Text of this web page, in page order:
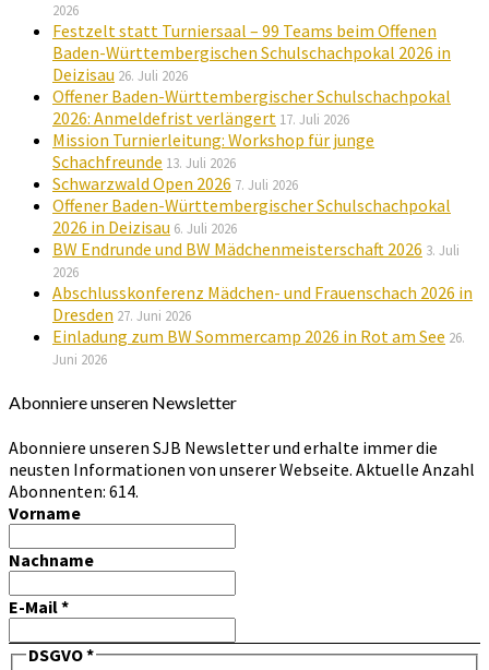
2026
Festzelt statt Turniersaal – 99 Teams beim Offenen
Baden-Württembergischen Schulschachpokal 2026 in
Deizisau 26. Juli 2026
Offener Baden-Württembergischer Schulschachpokal
2026: Anmeldefrist verlängert 17. Juli 2026
Mission Turnierleitung: Workshop für junge
Schachfreunde 13. Juli 2026
Schwarzwald Open 2026 7. Juli 2026
Offener Baden-Württembergischer Schulschachpokal
2026 in Deizisau 6. Juli 2026
BW Endrunde und BW Mädchenmeisterschaft 2026 3. Juli
2026
Abschlusskonferenz Mädchen- und Frauenschach 2026 in
Dresden 27. Juni 2026
Einladung zum BW Sommercamp 2026 in Rot am See 26.
Juni 2026
Abonniere unseren Newsletter
Abonniere unseren SJB Newsletter und erhalte immer die
neusten Informationen von unserer Webseite. Aktuelle Anzahl
Abonnenten: 614.
Vorname
Nachname
E-Mail*
DSGVO*